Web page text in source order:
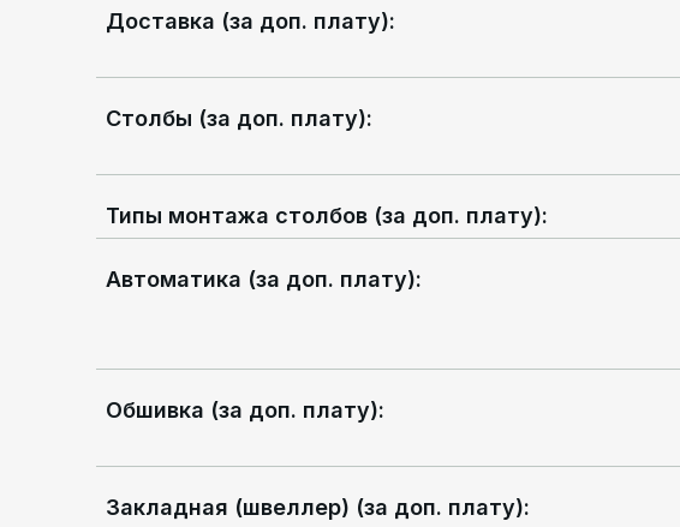
Доставка (за доп. плату):
Столбы (за доп. плату):
Типы монтажа столбов (за доп. плату):
Автоматика (за доп. плату):
Обшивка (за доп. плату):
Закладная (швеллер) (за доп. плату):